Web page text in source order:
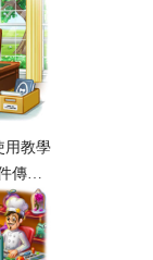
用教學
傳輸